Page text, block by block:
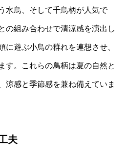
水鳥、そして千鳥柄が人気で
の組み合わせで清涼感を演出し
に遊ぶ小鳥の群れを連想させ、
す。これらの鳥柄は夏の自然と
涼感と季節感を兼ね備えていま
夫